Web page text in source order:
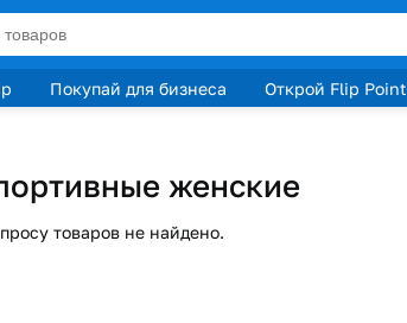
Покупай для бизнеса Открой Flip Point
женские
товаров не найдено.